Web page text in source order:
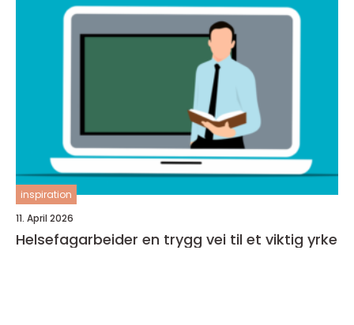
inspiration
11. April 2026
Helsefagarbeider en trygg vei til et viktig yrke